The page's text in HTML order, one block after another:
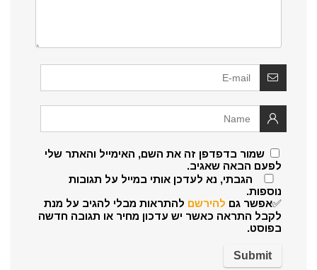
שמור בדפדפן זה את השם, האימייל והאתר שלי
לפעם הבאה שאגיב.
הגבתי, נא לעדכן אותי במייל על תגובות
נוספות.
✅אפשר גם להירשם להתראות מבלי להגיב על מנת
לקבל התראה כאשר יש עדכון מחיר או תגובה חדשה
בפוסט.